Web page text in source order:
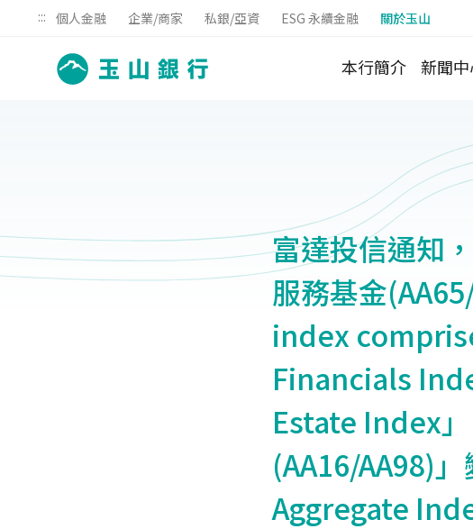
::: 個人金融 企業/商家 私銀/亞資 ESG 永續金融 關於玉山
本行簡介 新聞
富達投信通知
服務基金
index
Financials
Estate Index
(AA16/AA98)
Aggregate